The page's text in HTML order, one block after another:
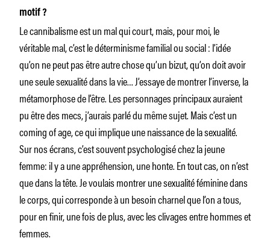
motif ?
Le cannibalisme est un mal qui court, mais, pour moi, le
véritable mal, c’est le déterminisme familial ou social : l’idée
qu’on ne peut pas être autre chose qu’un bizut, qu’on doit avoir
une seule sexualité dans la vie… J’essaye de montrer l’inverse, la
métamorphose de l’être. Les personnages principaux auraient
pu être des mecs, j’aurais parlé du même sujet. Mais c’est un
coming of age, ce qui implique une naissance de la sexualité.
Sur nos écrans, c’est souvent psychologisé chez la jeune
femme: il y a une appréhension, une honte. En tout cas, on n’est
que dans la tête. Je voulais montrer une sexualité féminine dans
le corps, qui corresponde à un besoin charnel que l’on a tous,
pour en finir, une fois de plus, avec les clivages entre hommes et
femmes.